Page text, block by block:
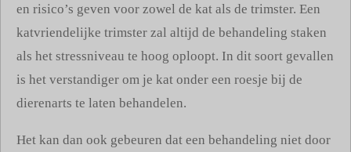
en risico’s geven voor zowel de kat als de trimster. Een
katvriendelijke trimster zal altijd de behandeling staken
als het stressniveau te hoog oploopt. In dit soort gevallen
is het verstandiger om je kat onder een roesje bij de
dierenarts te laten behandelen.
Het kan dan ook gebeuren dat een behandeling niet door